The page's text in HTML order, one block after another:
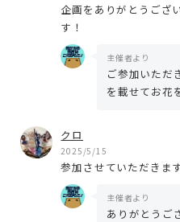
企画をありがとうござ
す！
主催者より
ご参加いただ
を載せてお花
クロ
2025/5/15
参加させていただきま
主催者より
ありがとうご